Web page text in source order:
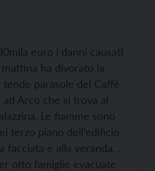
euro i danni causati
ha divorato la
parasole del Caffè
ad Arco che si trova al
Le fiamme sono
terzo piano dell’edificio
facciata e alla veranda. .
otto famiglie evacuate